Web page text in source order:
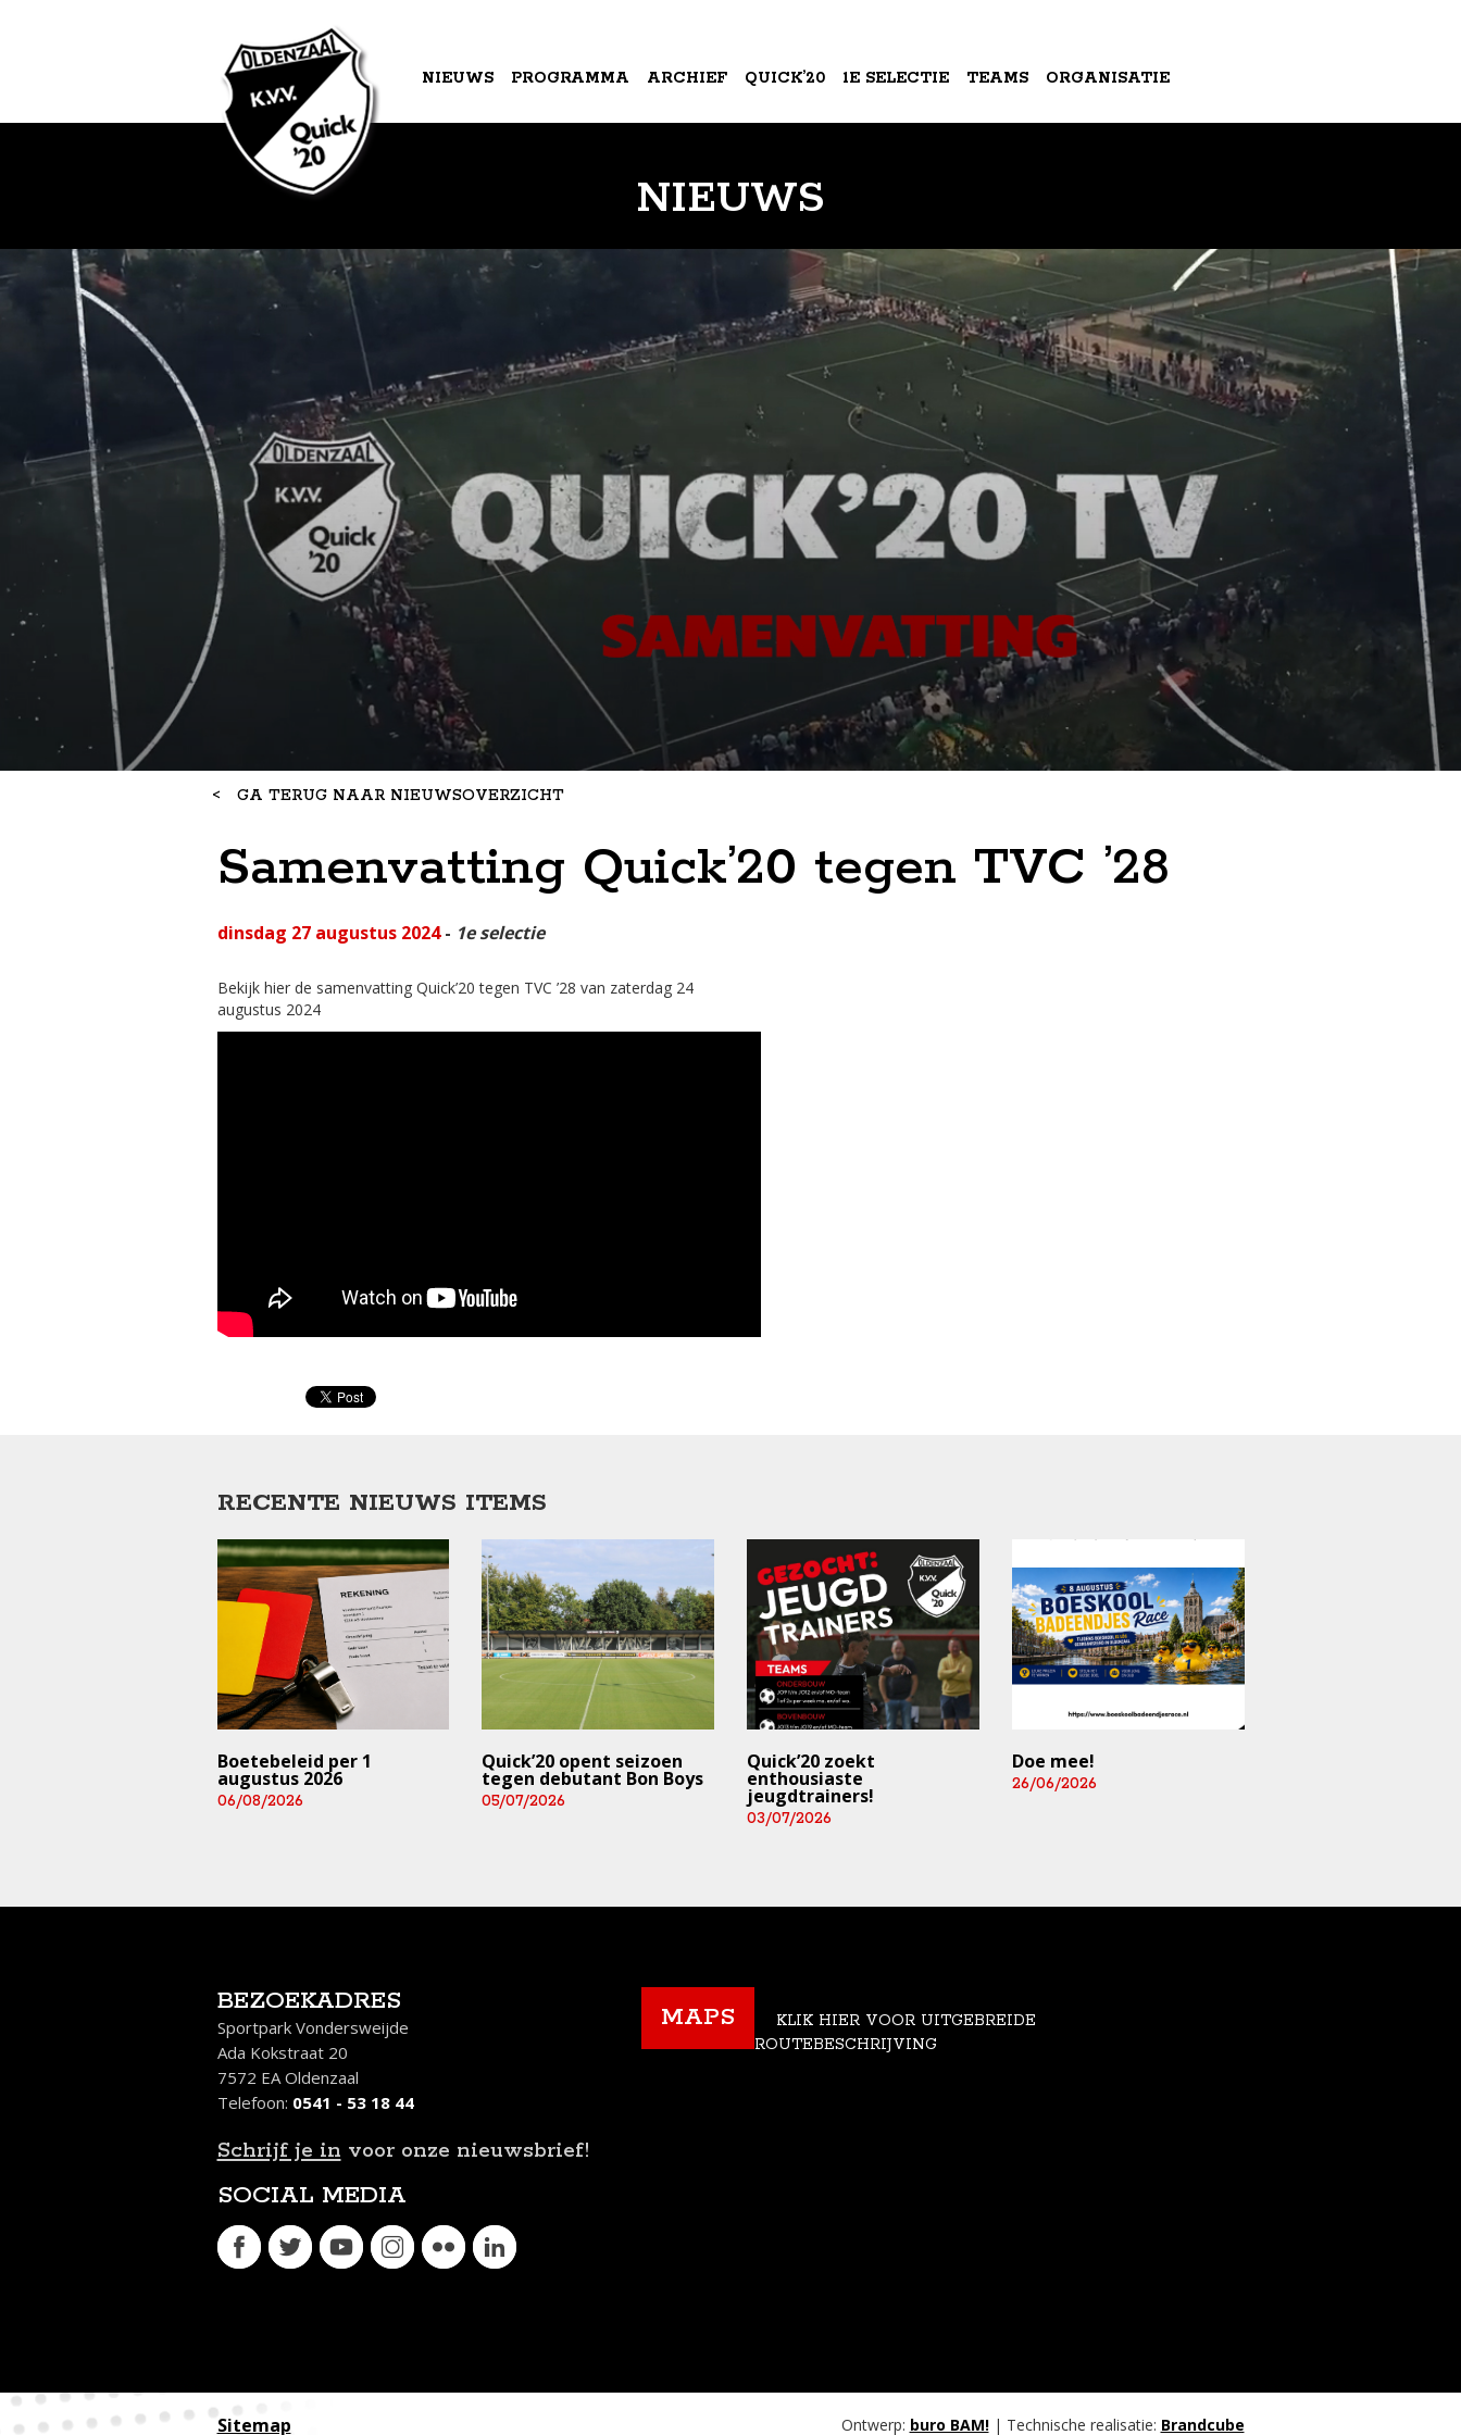
NIEUWS PROGRAMMA ARCHIEF QUICK’20 1E SELECTIE TEAMS ORGANISATIE
NIEUWS
< GA TERUG NAAR NIEUWSOVERZICHT
Samenvatting Quick’20 tegen TVC ’28
dinsdag 27 augustus 2024- 1e selectie
Bekijk hier de samenvatting Quick’20 tegen TVC ’28 van zaterdag 24
augustus 2024
RECENTE NIEUWS ITEMS
Boetebeleid per 1
augustus 2026
06/08/2026
Quick’20 opent seizoen
tegen debutant Bon Boys
05/07/2026
Quick’20 zoekt
enthousiaste
jeugdtrainers!
03/07/2026
Doe mee!
26/06/2026
BEZOEKADRES
Sportpark Vondersweijde
Ada Kokstraat 20
7572 EA Oldenzaal
Telefoon: 0541 - 53 18 44
Schrijf je in voor onze nieuwsbrief!
SOCIAL MEDIA
MAPS
KLIK HIER VOOR UITGEBREIDE
ROUTEBESCHRIJVING
Sitemap Ontwerp: buro BAM!| Technische realisatie: Brandcube